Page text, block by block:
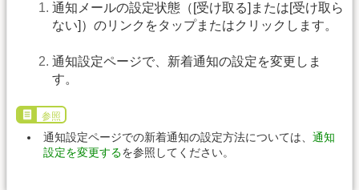
通知メールの設定状態（[受け取る]または[受け取ら
ない]）のリンクをタップまたはクリックします。
通知設定ページで、新着通知の設定を変更しま
す。
参照
通知設定ページでの新着通知の設定方法については、 通知
設定を変更するを参照してください。